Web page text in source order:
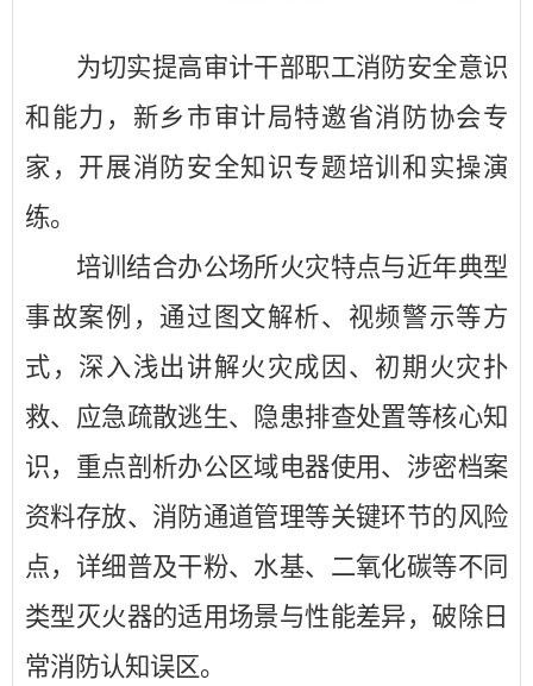
为切实提高审计干部职工消防安全意识
和能力，新乡市审计局特邀省消防协会专
家，开展消防安全知识专题培训和实操演
练。
培训结合办公场所火灾特点与近年典型
事故案例，通过图文解析、视频警示等方
式，深入浅出讲解火灾成因、初期火灾扑
救、应急疏散逃生、隐患排查处置等核心知
识，重点剖析办公区域电器使用、涉密档案
资料存放、消防通道管理等关键环节的风险
点，详细普及干粉、水基、二氧化碳等不同
类型灭火器的适用场景与性能差异，破除日
常消防认知误区。